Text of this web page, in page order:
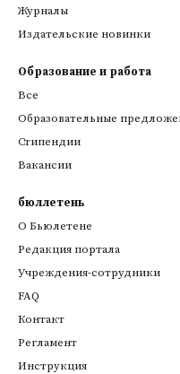
Журналы
Издательские новинки
Образование и работа
Все
Образовательные
Стипендии
Вакансии
бюллетень
О Бьюлетене
Редакция портала
Учреждения-сотрудники
FAQ
Контакт
Регламент
Инструкция